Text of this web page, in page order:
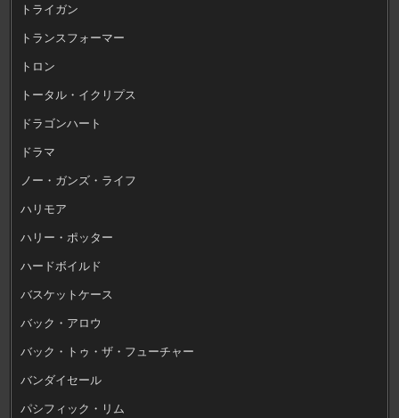
トライガン
トランスフォーマー
トロン
トータル・イクリプス
ドラゴンハート
ドラマ
ノー・ガンズ・ライフ
ハリモア
ハリー・ポッター
ハードボイルド
バスケットケース
バック・アロウ
バック・トゥ・ザ・フューチャー
バンダイセール
パシフィック・リム